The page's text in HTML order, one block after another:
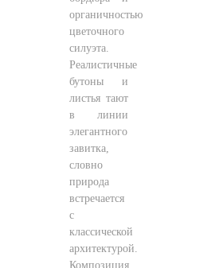
органичностью
цветочного
силуэта.
Реалистичные
бутоны и
листья тают
в линии
элегантного
завитка,
словно
природа
встречается
с
классической
архитектурой.
Композиция